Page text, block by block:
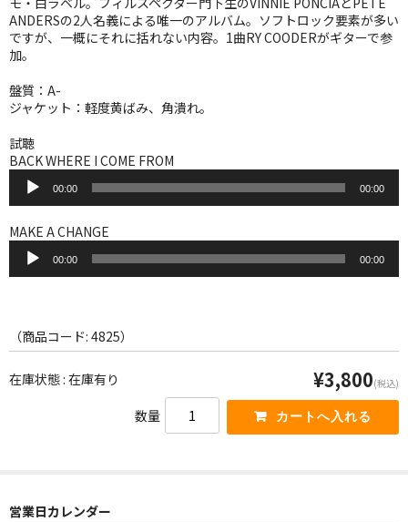
FOLK,SSW
その他
7INC
レア盤（1万円以上）
Webのみ no.1
Webのみ no.4
売り切れ
ANDERSの2人名義による唯一のアルバム。ソフトロック要素が多い
ですが、一概にそれに括れない内容。1曲RY COODERがギターで参
加。
盤質：A-
ジャケット：軽度黄ばみ、角潰れ。
試聴
BACK WHERE I COME FROM
プ
レ
ー
ー
00:00 00:00
MAKE A CHANGE
プ
ヤ
ー
00:00 00:00
（商品コード: 4825）
在庫状態 : 在庫有り ¥3,800(税込)
数量
営業日カレンダー